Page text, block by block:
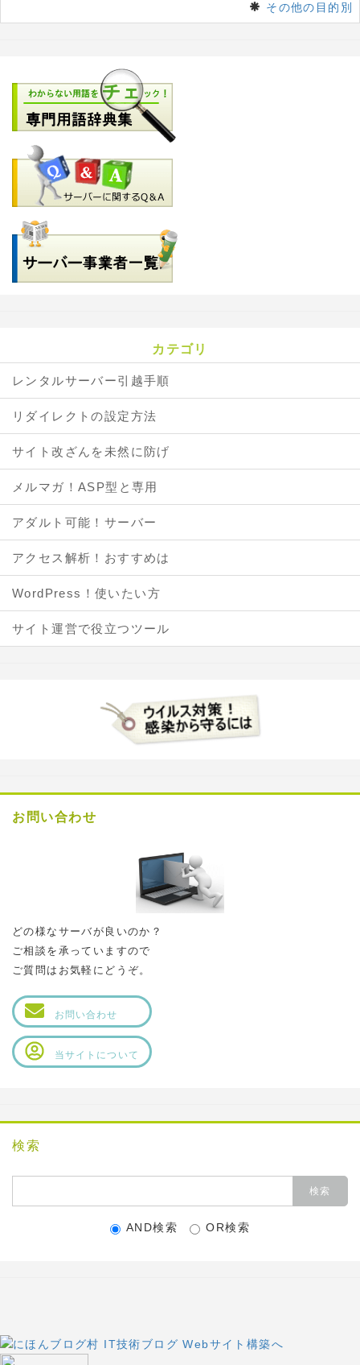
その他の目的別
カテゴリ
レンタルサーバー引越手順
リダイレクトの設定方法
サイト改ざんを未然に防げ
メルマガ！ASP型と専用
アダルト可能！サーバー
アクセス解析！おすすめは
WordPress！使いたい方
サイト運営で役立つツール
お問い合わせ
どの様なサーバが良いのか？
ご相談を承っていますので
ご質問はお気軽にどうぞ。
お問い合わせ
当サイトについて
検索
AND検索 OR検索